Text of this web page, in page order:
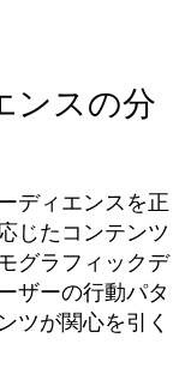
ンスの分
ディエンスを正
じたコンテンツ
グラフィックデ
ザーの行動パタ
ツが関心を引く